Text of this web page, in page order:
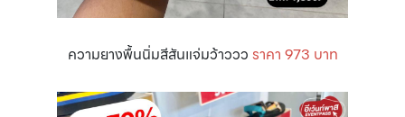
ความยางพื้นนิ่มสีสันแจ่มว้าววว ราคา 973 บาท